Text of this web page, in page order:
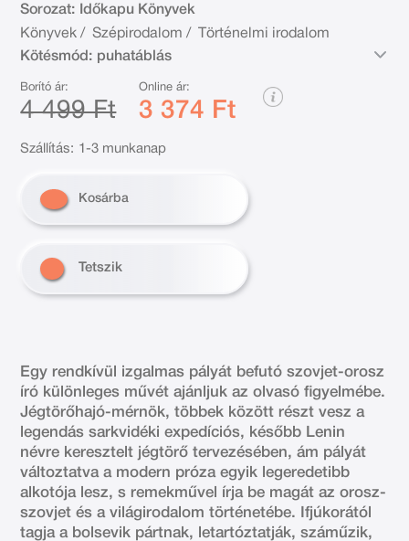
Sorozat:
Időkapu Könyvek
Könyvek / Szépirodalom /
Történelmi irodalom
Kötésmód: puhatáblás
Borító ár:
4 499 Ft
Online ár:
3 374 Ft
Szállítás: 1-3 munkanap
Kosárba
Tetszik
Egy rendkívül izgalmas pályát befutó szovjet-orosz
író különleges művét ajánljuk az olvasó figyelmébe.
Jégtörőhajó-mérnök, többek között részt vesz a
legendás sarkvidéki expedíciós, később Lenin
névre keresztelt jégtörő tervezésében, ám pályát
változtatva a modern próza egyik legeredetibb
alkotója lesz, s remekművel írja be magát az orosz-
szovjet és a világirodalom történetébe. Ifjúkorától
tagja a bolsevik pártnak, letartóztatják, száműzik,